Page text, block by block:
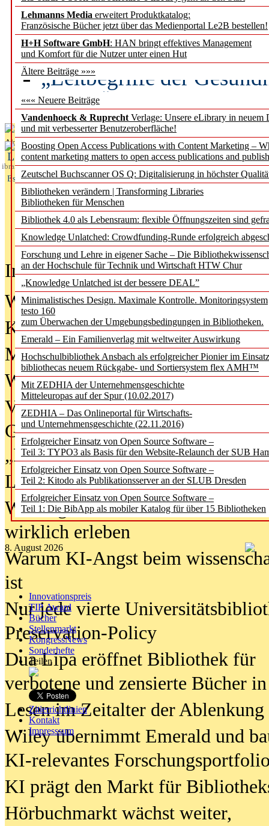
Lehmanns Media erweitert Produktkatalog:
Französische Bücher jetzt über das Medienportal Le2B bestellen!
H+H Software GmbH: HAN bringt effektives Management
und Komfort für die Nutzer unter einen Hut
Ältere Beiträge »»»
««« Neuere Beiträge
Vandenhoeck & Ruprecht Verlage: Unsere eLibrary in neuem
und mit verbesserter Benutzeroberfläche!
Boosting Open Access Publications with Content Marketing –
content marketing matters to open access publications and
Zeutschel Buchscanner OS Q: Digitalisierung in höchster
Bibliotheken verändern | Transforming Libraries
Bibliotheken für Menschen
Bibliothek 4.0 als Lebensraum: flexible Öffnungszeiten sind
Knowledge Unlatched: Crowdfunding-Runde erfolgreich
Forschung und Lehre in eigener Sache – Die
an der Hochschule für Technik und Wirtschaft HTW Chur
„Knowledge Unlatched ist der bessere DEAL”
Minimalistisches Design. Maximale Kontrolle. Monitoringsystem
testo 160
zum Überwachen der Umgebungsbedingungen in Bibliotheken.
Emerald – Ein Familienverlag mit weltweiter Auswirkung
Hochschulbibliothek Ansbach als erfolgreicher Pionier im
bibliothecas neuem Rückgabe- und Sortiersystem flex AMH™
Mit ZEDHIA der Unternehmensgeschichte
Mitteleuropas auf der Spur (10.02.2017)
ZEDHIA – Das Onlineportal für Wirtschafts-
und Unternehmensgeschichte (22.11.2016)
Erfolgreicher Einsatz von Open Source Software –
Teil 3: TYPO3 als Basis für den Website-Relaunch der SUB
Erfolgreicher Einsatz von Open Source Software –
Teil 2: Kitodo als Publikationsserver an der SLUB Dresden
Erfolgreicher Einsatz von Open Source Software –
Teil 1: Die BibApp als mobiler Katalog für über 15 Bibliotheken
8. August 2026
Innovationspreis
TIP Award
Bücher
Stellenmarkt
KongressNews
Sonderhefte
Teilen
Zitierrichtlinien
Kontakt
Impresssum
Künstliche Intelligenz
besser zu verstehen
„Leitbegriffe der
des BIÖG erscheinen
Aktuelles aus
L
ibrary
Essentials
In der Ausgabe06/2026(August
Was Hochschul­bibliotheken von
Kinder in der digitalen Welt
Metadaten als Infrastruktur
Wenn Bots katalogisieren
Von Abschlusskleidern bis
Geisterjagd-Ausrüstung in der
„Library of Things“ unterwegs
Lesen als Infrastrukturaufgabe
Wie Jugendliche Social Media
wirklich erleben
Warum KI-Angst beim
ist
Nur jede vierte
Preservation-Policy
Dua Lipa eröffnet Bibliothek für
verbotene und zensierte Bücher
Lesen im Zeitalter der Ablenkung
Wiley übernimmt Emerald und
KI-relevantes
KI prägt den Markt für
Hörbuchmarkt wächst weiter,